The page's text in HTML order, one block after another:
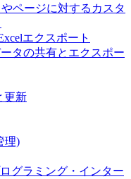
ページに対するカスタ
エクスポート
タの共有とエクスポー
更新
理)
グラミング・インター